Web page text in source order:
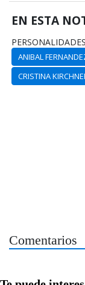
EN ESTA
ANIBAL
CRISTINA
Comentarios